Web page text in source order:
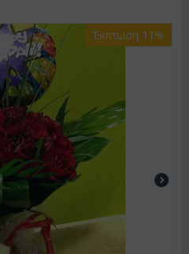
Έκπτωση 11%